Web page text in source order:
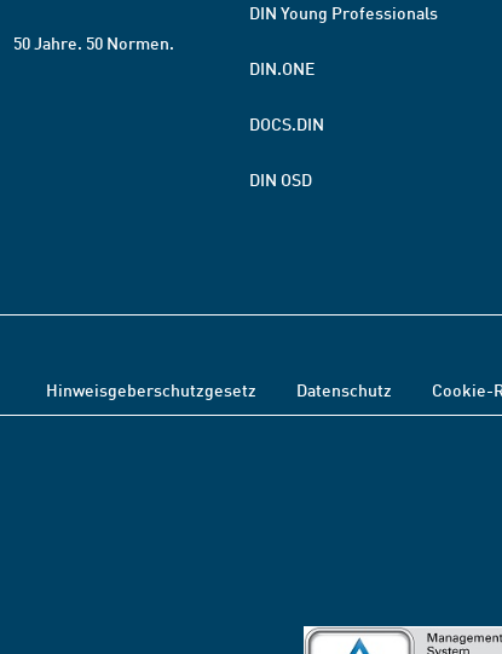
50 Jahre. 50 Normen.
DIN Young Professionals
DIN.ONE
DOCS.DIN
DIN OSD
Hinweisgeberschutzgesetz Datenschutz Cookie-